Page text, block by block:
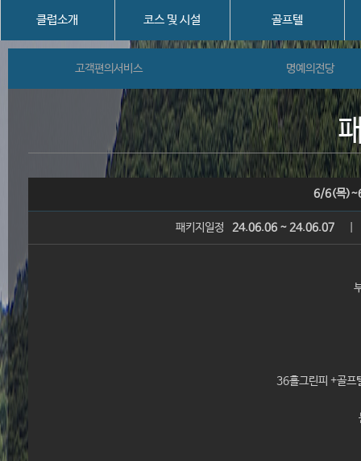
클럽소개 코스 및 시설 골프텔
고객편의서비스 명예의전당
6/6(목
패키지일정 24.06.06 ~ 24.06.07
36홀그린피 +골프